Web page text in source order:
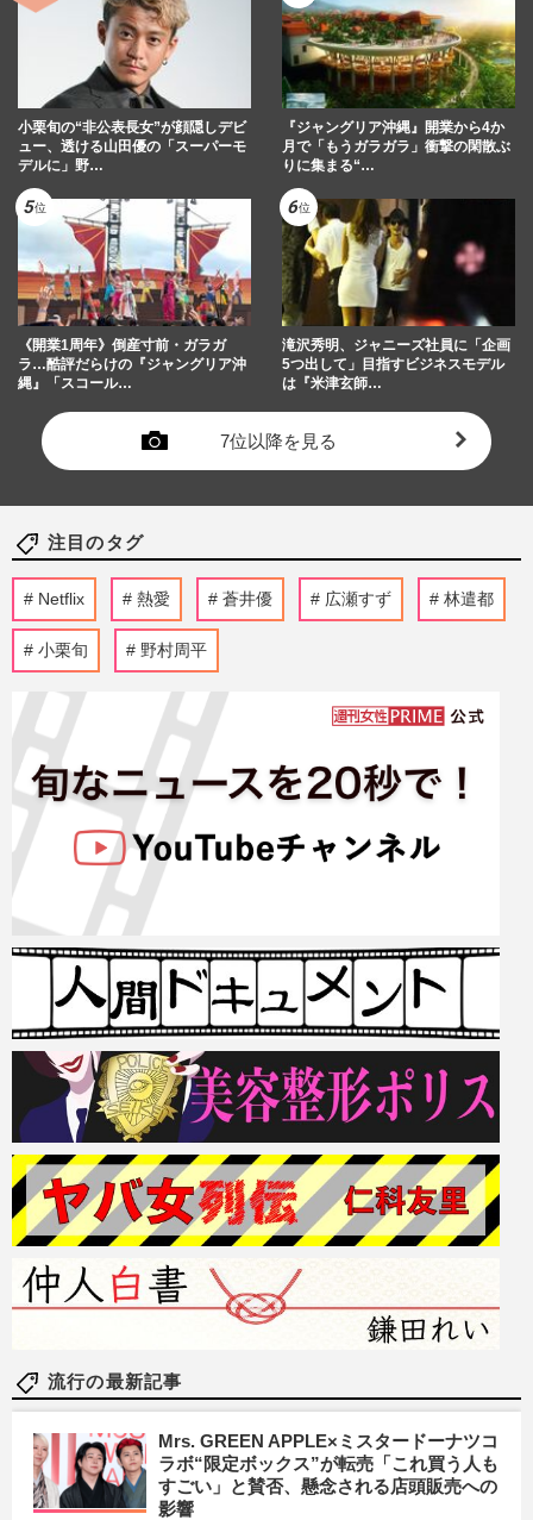
小栗旬の“非公表長女”が顔隠しデビ
ュー、透ける山田優の「スーパーモ
デルに」野…
『ジャングリア沖縄』開業から4か
月で「もうガラガラ」衝撃の閑散ぶ
りに集まる“…
《開業1周年》倒産寸前・ガラガ
ラ…酷評だらけの『ジャングリア沖
縄』「スコール…
滝沢秀明、ジャニーズ社員に「企画
5つ出して」目指すビジネスモデル
は『米津玄師…
7位以降を見る
注目のタグ
Netflix 熱愛 蒼井優 広瀬すず 林遣都
小栗旬 野村周平
流行の最新記事
Mrs. GREEN APPLE×ミスタードーナツコ
ラボ“限定ボックス”が転売「これ買う人も
すごい」と賛否、懸念される店頭販売への
影響